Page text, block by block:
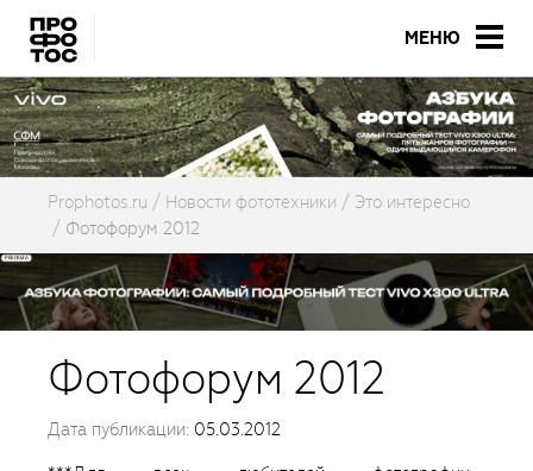
МЕНЮ
Prophotos.ru Новости фототехники
Это интересно
Фотофорум 2012
Фотофорум 2012
Дата публикации: 05.03.2012